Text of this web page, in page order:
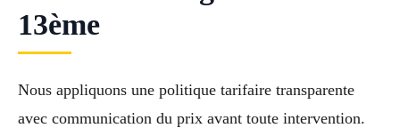
13ème
Nous appliquons une politique tarifaire transparente
avec communication du prix avant toute intervention.